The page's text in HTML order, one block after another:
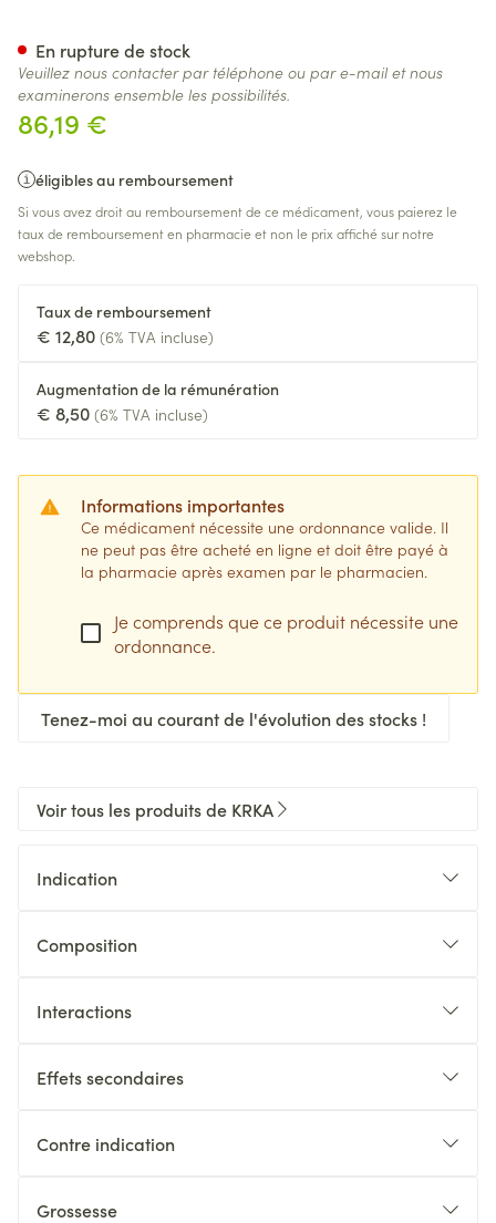
86,19 €
éligibles au remboursement
Si vous avez droit au remboursement de ce médicament, vous paierez le
taux de remboursement en pharmacie et non le prix affiché sur notre
webshop.
Taux de remboursement
€ 12,80 (6% TVA incluse)
Augmentation de la rémunération
€ 8,50 (6% TVA incluse)
Informations importantes
Ce médicament nécessite une ordonnance valide. Il
ne peut pas être acheté en ligne et doit être payé à
la pharmacie après examen par le pharmacien.
Je comprends que ce produit nécessite une
ordonnance.
Tenez-moi au courant de l'évolution des stocks !
En rupture de stock
Veuillez nous contacter par téléphone ou par e-mail et nous
examinerons ensemble les possibilités.
Voir tous les produits de KRKA
Indication
Composition
Interactions
Effets secondaires
Contre indication
Grossesse